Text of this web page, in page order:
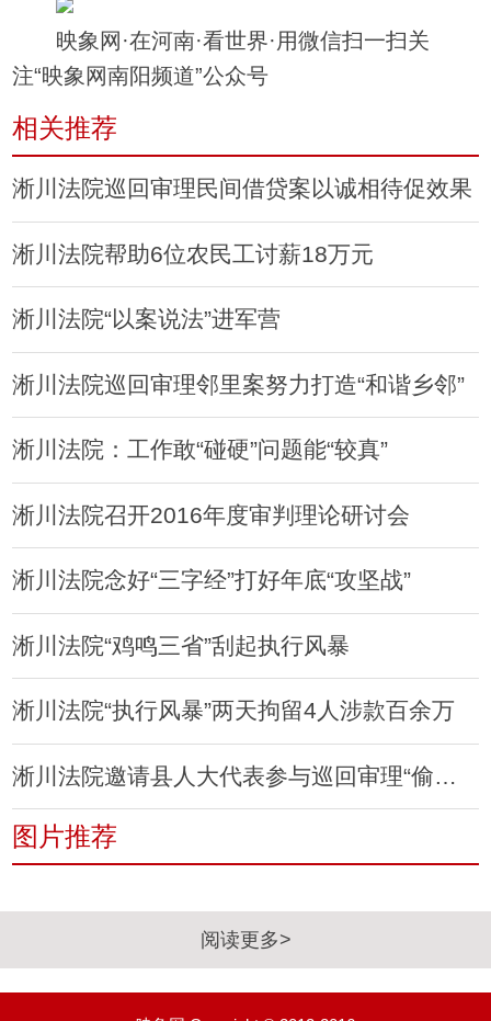
映象网·在河南·看世界·用微信扫一扫关
注“映象网南阳频道”公众号
相关推荐
淅川法院巡回审理民间借贷案以诚相待促效果
淅川法院帮助6位农民工讨薪18万元
淅川法院“以案说法”进军营
淅川法院巡回审理邻里案努力打造“和谐乡邻”
淅川法院：工作敢“碰硬”问题能“较真”
淅川法院召开2016年度审判理论研讨会
淅川法院念好“三字经”打好年底“攻坚战”
淅川法院“鸡鸣三省”刮起执行风暴
淅川法院“执行风暴”两天拘留4人涉款百余万
淅川法院邀请县人大代表参与巡回审理“偷鸡案”
图片推荐
阅读更多>